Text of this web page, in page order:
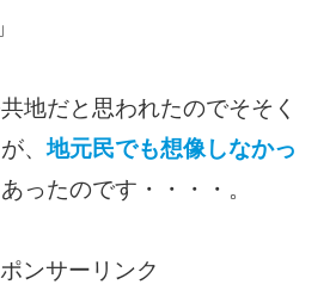
地だと思われたのでそそく
、地元民でも想像しなかっ
ったのです・・・・。
ンサーリンク